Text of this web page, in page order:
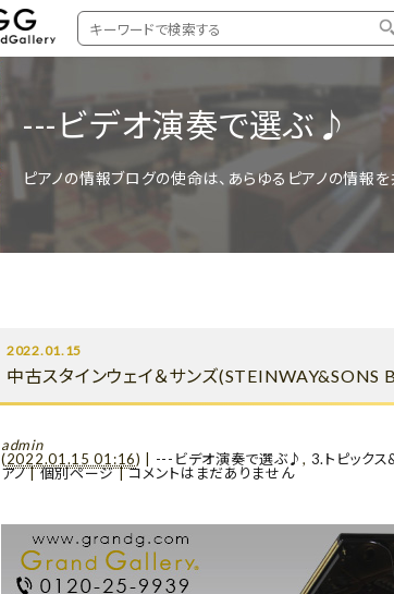
---ビデオ演奏で選ぶ♪
ピアノの情報ブログの使命は、あらゆるピアノの情報
2022.01.15
中古スタインウェイ＆サンズ
admin
(2022.01.15 01:16) ---ビデオ演奏で選ぶ♪, 3.トピックス
アノ|個別ページ|コメントはまだありません